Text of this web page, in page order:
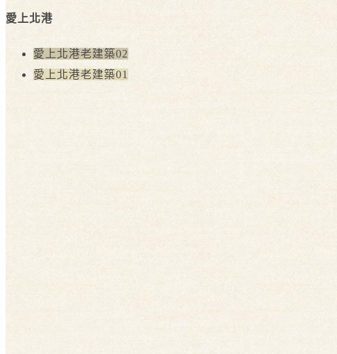
愛上北港
愛上北港老建築02
愛上北港老建築01